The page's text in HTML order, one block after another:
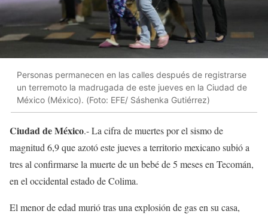
Personas permanecen en las calles después de registrarse
un terremoto la madrugada de este jueves en la Ciudad de
México (México). (Foto: EFE/ Sáshenka Gutiérrez)
Ciudad de México.- La cifra de muertes por el sismo de
magnitud 6,9 que azotó este jueves a territorio mexicano subió a
tres al confirmarse la muerte de un bebé de 5 meses en Tecomán,
en el occidental estado de Colima.
El menor de edad murió tras una explosión de gas en su casa,